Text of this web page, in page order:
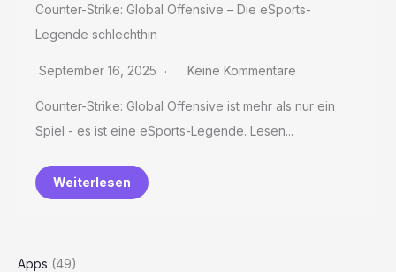
Counter-Strike: Global Offensive – Die eSports-
Legende schlechthin
September 16, 2025 Keine Kommentare
Counter-Strike: Global Offensive ist mehr als nur ein
Spiel - es ist eine eSports-Legende. Lesen...
Weiterlesen
Apps (49)